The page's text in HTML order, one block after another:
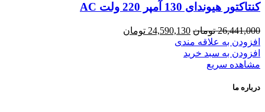
کنتاکتور هیوندای 130 آمپر 220 ولت AC
26,441,000 تومان قیمت
اصلی
24,590,130 تومان
افزودن به علاقه مندی
افزودن به سبد خرید
مشاهده سریع
درباره ما